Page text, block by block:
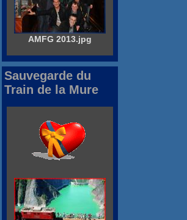
AMFG 2013.jpg
Sauvegarde du
Train de la Mure